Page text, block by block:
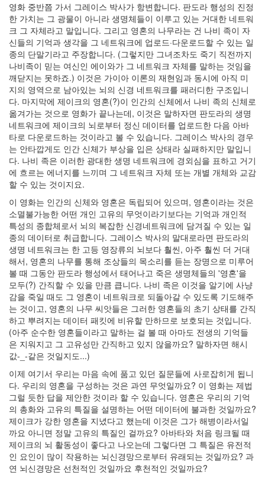
영화 중반쯤 가서 그레이스 박사가 항변합니다. 판도라 행성의 진정
한 가치는 그 광물이 아니라 생명체들이 이루고 있는 거대한 네트워
크 그 자체라고 말입니다. 그리고 영혼의 나무라는 건 나비 족이 자
신들의 기억과 생각을 그 네트워크에 업로드·다운로드할 수 있는 일
종의 단말기라고 주장합니다. (그렇지만 그녀조차도 죽기 직전까지
나비족이 믿는 여신인 에이와가 그 네트워크 자체를 말하는 것임을
깨닫지는 못하죠.) 이것은 가이아 이론의 재현임과 동시에 아직 미
지의 영역으로 남아있는 뇌의 신경 네트워크를 패러디한 구조입니
다. 마지막에 제이크의 영혼(?)이 인간의 신체에서 나비 족의 신체로
옮겨가는 것으로 영화가 끝나는데, 이것은 말하자면 판도라의 생명
네트워크에 제이크의 뇌로부터 정신 데이터를 업로드한 다음 아바
타로 다운로드하는 것이라고 볼 수 있습니다. 그레이스 박사의 경우
는 안타깝게도 인간 신체가 부상을 입은 상태라 실패하지만 말입니
다. 나비 족은 이러한 광대한 생명 네트워크에 경외심을 표하고 거기
에 흐르는 에너지를 느끼며 그 네트워크 자체 또는 개별 개체와 교감
할 수 있는 것이지요.
이 영화는 인간의 신체와 영혼은 독립되어 있으며, 영혼이라는 것은
소멸불가능한 어떤 개인 고유의 무엇이라기보다는 기억과 개인적
특성의 종합체로서 뇌의 복잡한 신경네트워크에 담겨질 수 있는 일
종의 데이터로 취급합니다. 그레이스 박사의 말대로라면 판도라의
생명 네트워크는 한 고등 영장류의 뇌보다 훨씬, 아주 훨씬 더 거대
해서, 영혼의 나무를 통해 조상들의 목소리를 듣는 장명으로 미루어
볼 때 그동안 판도라 행성에서 태어나고 죽은 생명체들의 '영혼'을
모두(?) 간직할 수 있을 만큼 큽니다. 나비 족은 이것을 알기에 사냥
감을 죽일 때도 그 영혼이 네트워크로 되돌아갈 수 있도록 기도해주
는 것이고, 영혼의 나무 씨앗들은 그러한 영혼들의 초기 상태를 간직
하고 뿌려지는 데이터 패킷에 비유할 만하므로 보호되는 것입니다.
(아주 순수한 영혼들이라고 말하는 걸 볼 때 아마도 전생의 기억들
은 지워지고 그 고유성만 간직하고 있지 않을까요? 말하자면 해시
값-_-같은 것일지도...)
이제 여기서 우리는 마음 속에 품고 있던 질문들에 사로잡히게 됩니
다. 우리의 영혼을 구성하는 것은 과연 무엇일까요? 이 영화는 제법
그럴 듯한 답을 제안한 것이라 할 수 있습니다. 영혼은 우리의 기억
의 총화와 고유의 특질을 설명하는 어떤 데이터에 불과한 것일까요?
제이크가 강한 영혼을 지녔다고 했는데 이것은 그가 해병이라서일
까요 아니면 정말 고유의 특질인 걸까요? 아바타와 처음 링크될 때
제이크의 뇌 활동성이 좋다고 나오는데 그렇다면 그 특질은 유전적
인 요인이 많이 작용하는 뇌신경망으로부터 유래되는 것일까요? 과
연 뇌신경망은 선천적인 것일까요 후천적인 것일까요?